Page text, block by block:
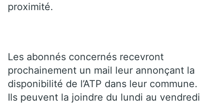
proximité.
Les abonnés concernés recevront
prochainement un mail leur annonçant la
disponibilité de l’ATP dans leur commune.
Ils peuvent la joindre du lundi au vendredi